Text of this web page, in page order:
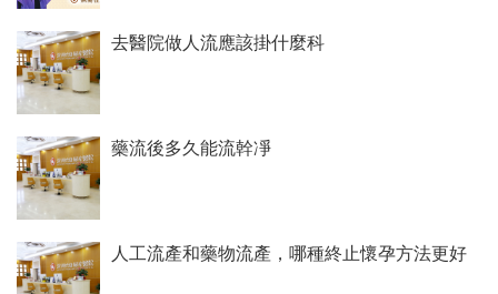
去醫院做人流應該掛什麼科
藥流後多久能流幹凈
人工流產和藥物流產，哪種終止懷孕方法更好